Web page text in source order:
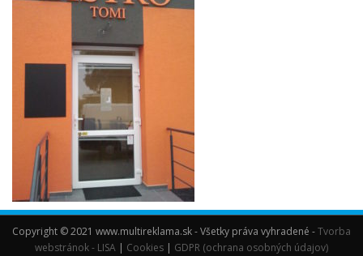
Copyright © 2021 www.multireklama.sk - Všetky práva vyhradené -Tvorba
webstránok - LISA | Cookies | GDPR (ochrana osobných údajov)